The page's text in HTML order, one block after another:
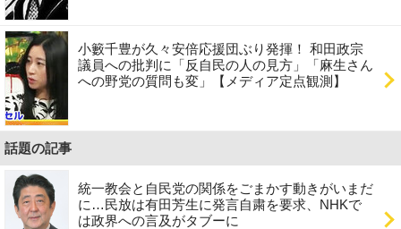
小籔千豊が久々安倍応援団ぶり発揮！ 和田政宗
議員への批判に「反自民の人の見方」「麻生さん
への野党の質問も変」【メディア定点観測】
話題の記事
統一教会と自民党の関係をごまかす動きがいまだ
に…民放は有田芳生に発言自粛を要求、NHKで
は政界への言及がタブーに